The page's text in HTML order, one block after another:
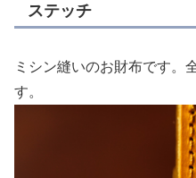
ステッチ
ミシン縫いのお財布です。
す。